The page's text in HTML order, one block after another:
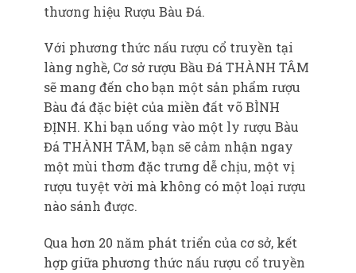
thương hiệu Rượu Bàu Đá.
Với phương thức nấu rượu cổ truyền tại
làng nghề, Cơ sở rượu Bầu Đá THÀNH TÂM
sẽ mang đến cho bạn một sản phẩm rượu
Bàu đá đặc biệt của miền đất võ BÌNH
ĐỊNH. Khi bạn uống vào một ly rượu Bàu
Đá THÀNH TÂM, bạn sẽ cảm nhận ngay
một mùi thơm đặc trưng dễ chịu, một vị
rượu tuyệt vời mà không có một loại rượu
nào sánh được.
Qua hơn 20 năm phát triển của cơ sở, kết
hợp giữa phương thức nấu rượu cổ truyền